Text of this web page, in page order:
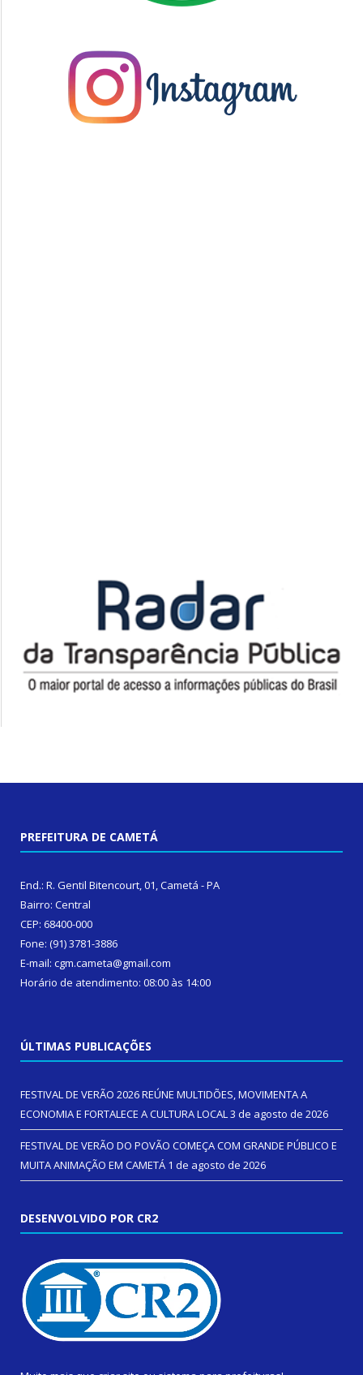
PREFEITURA DE CAMETÁ
End.: R. Gentil Bitencourt, 01, Cametá - PA
Bairro: Central
CEP: 68400-000
Fone: (91) 3781-3886
E-mail: cgm.cameta@gmail.com
Horário de atendimento: 08:00 às 14:00
ÚLTIMAS PUBLICAÇÕES
FESTIVAL DE VERÃO 2026 REÚNE MULTIDÕES, MOVIMENTA A
ECONOMIA E FORTALECE A CULTURA LOCAL3 de agosto de 2026
FESTIVAL DE VERÃO DO POVÃO COMEÇA COM GRANDE PÚBLICO E
MUITA ANIMAÇÃO EM CAMETÁ 1 de agosto de 2026
DESENVOLVIDO POR CR2